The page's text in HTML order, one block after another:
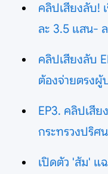
คลิปเสียงลับ!
ละ 3.5 แสน-
คลิปเสียงลับ
ต้องจ่ายตรงผู้
EP3. คลิปเสี
กระทรวงปริศ
เปิดตัว 'ส้ม' แ